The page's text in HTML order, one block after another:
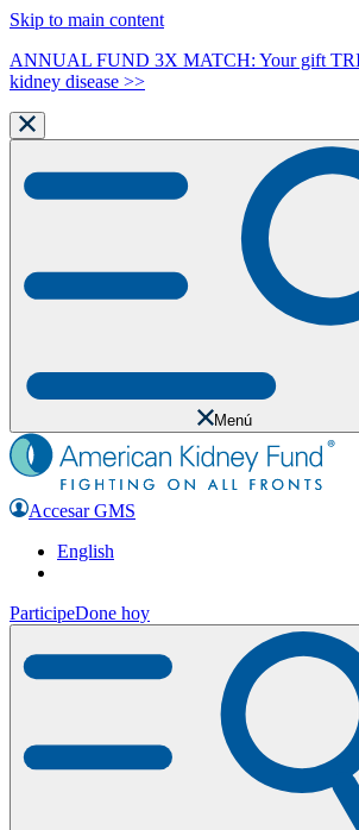
Skip to main content
ANNUAL FUND 3X MATCH: Your gift
kidney disease >>
Menú
Accesar GMS
English
ParticipeDone hoy